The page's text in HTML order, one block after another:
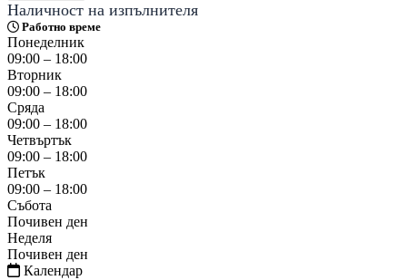
Наличност на изпълнителя
Работно време
Понеделник
09:00 – 18:00
Вторник
09:00 – 18:00
Сряда
09:00 – 18:00
Четвъртък
09:00 – 18:00
Петък
09:00 – 18:00
Събота
Почивен ден
Неделя
Почивен ден
Календар